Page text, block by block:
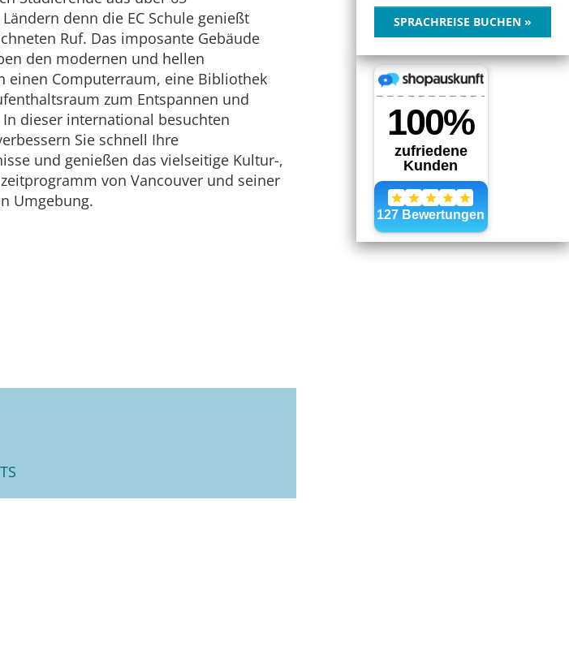
denn die EC Schule genießt
Ruf. Das imposante Gebäude
den modernen und hellen
einen Computerraum, eine Bibliothek
zum Entspannen und
dieser international besuchten
Sie schnell Ihre
und genießen das vielseitige Kultur-,
von Vancouver und seiner
Umgebung.
SPRACHREISE BUCHEN »